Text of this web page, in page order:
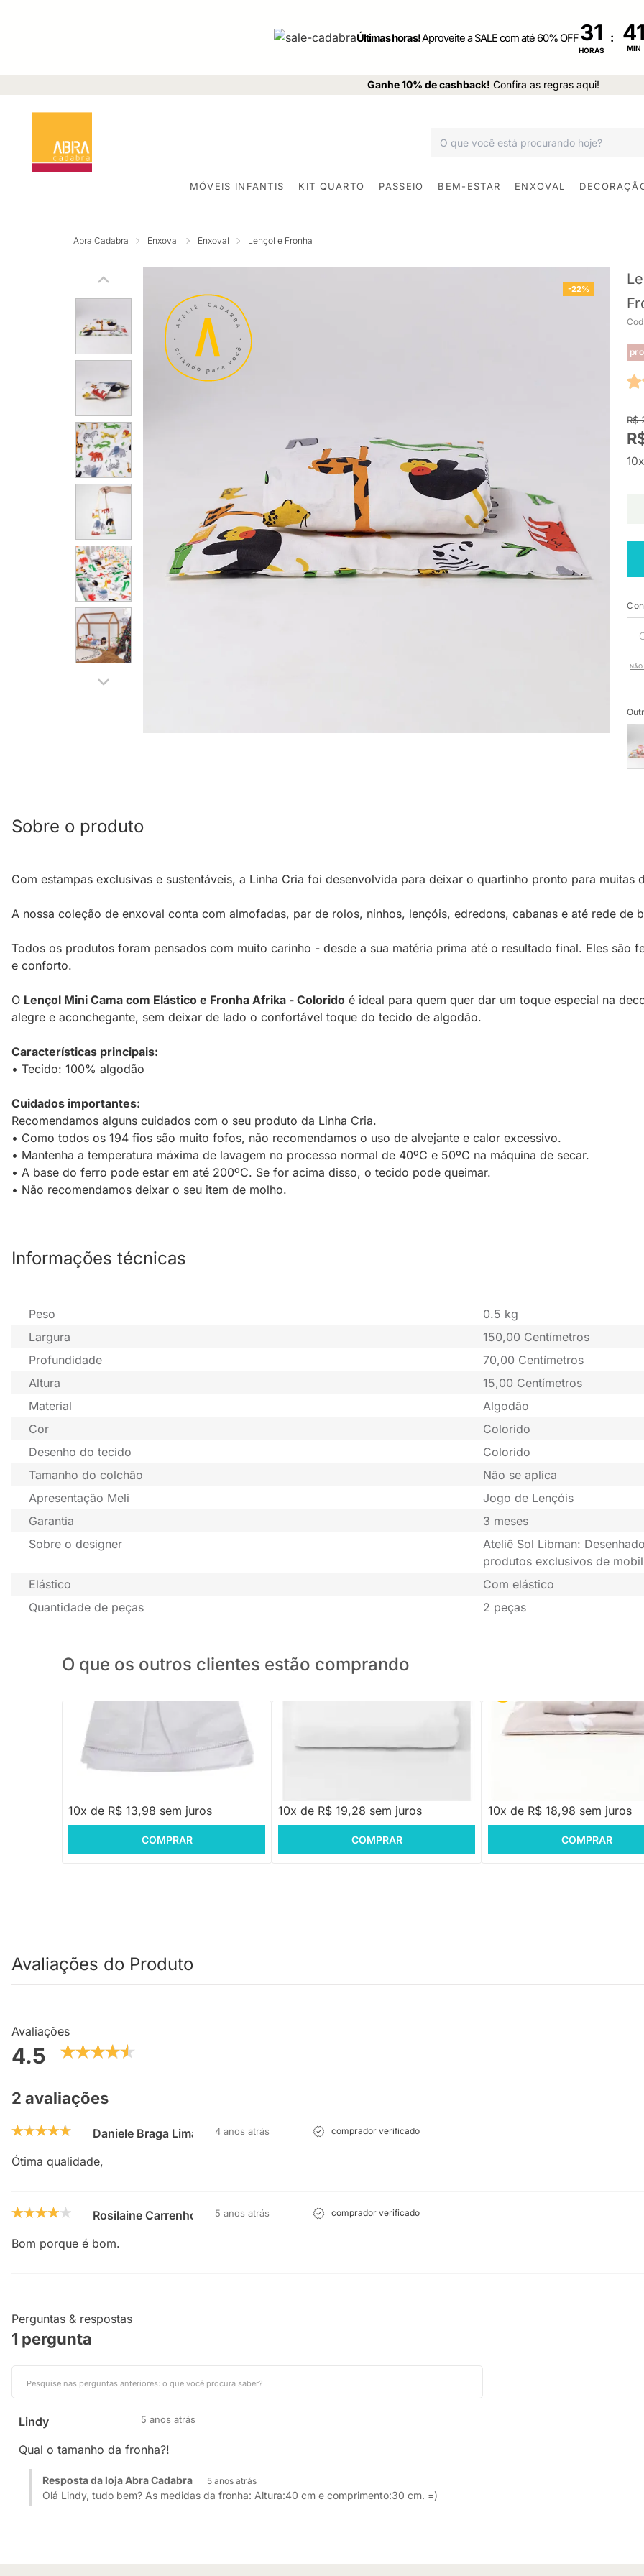
Últimas horas!Aproveite a SALE com até 60% OFF31
HORAS
:
MIN
Ganhe 10% de cashback! Confira as regras aqui!
MÓVEIS INFANTIS KIT QUARTO PASSEIO BEM-ESTAR ENXOVAL
Abra Cadabra Enxoval Enxoval Lençol e Fronha
-22%
R$
NÃO
Sobre o produto
Com estampas exclusivas e sustentáveis, a Linha Cria foi desenvolvida para deixar o quartinho pronto para muitas
A nossa coleção de enxoval conta com almofadas, par de rolos, ninhos, lençóis, edredons, cabanas e até rede de
Todos os produtos foram pensados com muito carinho - desde a sua matéria prima até o resultado final. Eles são
e conforto.
O Lençol Mini Cama com Elástico e Fronha Afrika - Colorido é ideal para quem quer dar um toque especial na
alegre e aconchegante, sem deixar de lado o confortável toque do tecido de algodão.
Características principais:
• Tecido: 100% algodão
Cuidados importantes:
Recomendamos alguns cuidados com o seu produto da Linha Cria.
• Como todos os 194 fios são muito fofos, não recomendamos o uso de alvejante e calor excessivo.
• Mantenha a temperatura máxima de lavagem no processo normal de 40ºC e 50ºC na máquina de secar.
• A base do ferro pode estar em até 200ºC. Se for acima disso, o tecido pode queimar.
• Não recomendamos deixar o seu item de molho.
Informações técnicas
Peso
0.5 kg
Largura
150,00 Centímetros
Profundidade
70,00 Centímetros
Altura
15,00 Centímetros
Material
Algodão
Cor
Colorido
Desenho do tecido
Colorido
Tamanho do colchão
Não se aplica
Apresentação Meli
Jogo de Lençóis
Garantia
3 meses
Sobre o designer
Ateliê Sol Libman:
produtos exclusivos de
Elástico
Com elástico
Quantidade de peças
2 peças
O que os outros clientes estão comprando
PRONTA ENTREGA
Veste para Berço Piquet Branco - 2
Lados
10x de R$ 13,98 sem juros
COMPRAR
Lençol de Solteiro com Elástico Percal -
10x de R$ 19,28 sem juros
COMPRAR
PRONTA ENTREGA
10x de R$ 18,98 sem juros
COMPRAR
Avaliações do Produto
Avaliações
4.5
2 avaliações
Daniele Braga Lima Taveira4 anos atrás comprador verificado
Ótima qualidade,
Rosilaine Carrenho 5 anos atrás comprador verificado
Bom porque é bom.
Perguntas & respostas
1 pergunta
Lindy 5 anos atrás
Qual o tamanho da fronha?!
Resposta da loja Abra Cadabra 5 anos atrás
Olá Lindy, tudo bem? As medidas da fronha: Altura:40 cm e comprimento:30 cm. =)